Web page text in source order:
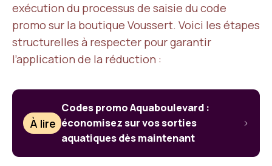
exécution du processus de saisie du code
promo sur la boutique Voussert. Voici les étapes
structurelles à respecter pour garantir
l’application de la réduction :
À lire
Codes promo Aquaboulevard :
économisez sur vos sorties
aquatiques dès maintenant